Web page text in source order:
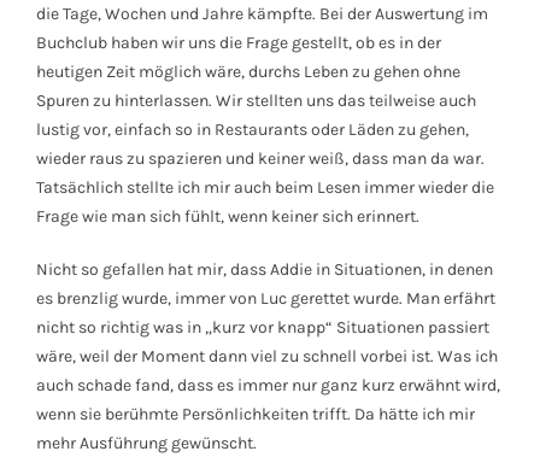
die Tage, Wochen und Jahre kämpfte. Bei der Auswertung im
Buchclub haben wir uns die Frage gestellt, ob es in der
heutigen Zeit möglich wäre, durchs Leben zu gehen ohne
Spuren zu hinterlassen. Wir stellten uns das teilweise auch
lustig vor, einfach so in Restaurants oder Läden zu gehen,
wieder raus zu spazieren und keiner weiß, dass man da war.
Tatsächlich stellte ich mir auch beim Lesen immer wieder die
Frage wie man sich fühlt, wenn keiner sich erinnert.
Nicht so gefallen hat mir, dass Addie in Situationen, in denen
es brenzlig wurde, immer von Luc gerettet wurde. Man erfährt
nicht so richtig was in „kurz vor knapp“ Situationen passiert
wäre, weil der Moment dann viel zu schnell vorbei ist. Was ich
auch schade fand, dass es immer nur ganz kurz erwähnt wird,
wenn sie berühmte Persönlichkeiten trifft. Da hätte ich mir
mehr Ausführung gewünscht.